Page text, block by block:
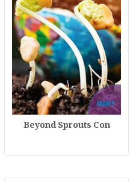
Beyond Sprouts Con